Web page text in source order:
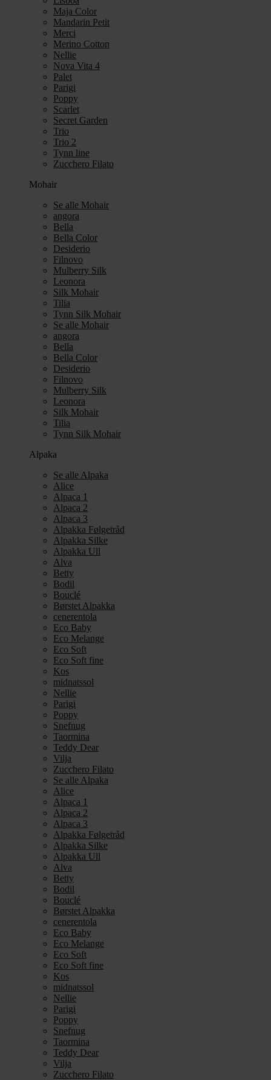
Maja Color
Mandarin Petit
Merci
Merino Cotton
Nellie
Nova Vita 4
Palet
Parigi
Poppy
Scarlet
Secret Garden
Trio
Trio 2
Tynn line
Zucchero Filato
Mohair
Se alle Mohair
angora
Bella
Bella Color
Desiderio
Filnovo
Mulberry Silk
Leonora
Silk Mohair
Tilia
Tynn Silk Mohair
Se alle Mohair
angora
Bella
Bella Color
Desiderio
Filnovo
Mulberry Silk
Leonora
Silk Mohair
Tilia
Tynn Silk Mohair
Alpaka
Se alle Alpaka
Alice
Alpaca 1
Alpaca 2
Alpaca 3
Alpakka Følgetråd
Alpakka Silke
Alpakka Ull
Alva
Betty
Bodil
Bouclé
Børstet Alpakka
cenerentola
Eco Baby
Eco Melange
Eco Soft
Eco Soft fine
Kos
midnatssol
Nellie
Parigi
Poppy
Snefnug
Taormina
Teddy Dear
Vilja
Zucchero Filato
Se alle Alpaka
Alice
Alpaca 1
Alpaca 2
Alpaca 3
Alpakka Følgetråd
Alpakka Silke
Alpakka Ull
Alva
Betty
Bodil
Bouclé
Børstet Alpakka
cenerentola
Eco Baby
Eco Melange
Eco Soft
Eco Soft fine
Kos
midnatssol
Nellie
Parigi
Poppy
Snefnug
Taormina
Teddy Dear
Vilja
Zucchero Filato